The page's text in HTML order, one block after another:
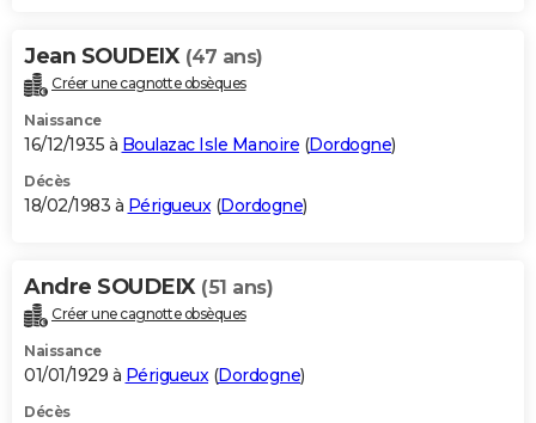
Jean SOUDEIX (47 ans)
Créer une cagnotte obsèques
Naissance
16/12/1935 à Boulazac Isle Manoire (Dordogne)
Décès
18/02/1983 à Périgueux(Dordogne)
Andre SOUDEIX (51 ans)
Créer une cagnotte obsèques
Naissance
01/01/1929 à Périgueux(Dordogne)
Décès